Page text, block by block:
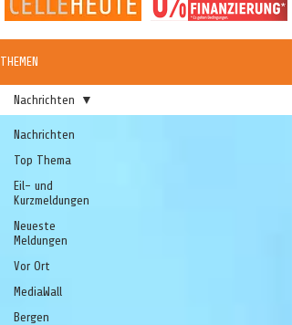
THEMEN
Nachrichten
Top Thema
Eil- und
Kurzmeldungen
Neueste
Meldungen
Vor Ort
MediaWall
Bergen
Nachrichten